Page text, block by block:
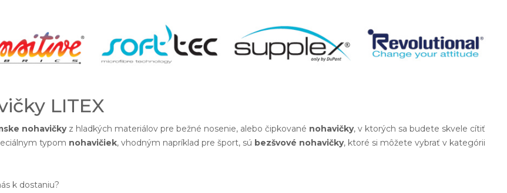
LITEX
nohavičkyz hladkých materiálov pre bežné nosenie, alebo čipkované nohavičky, v ktorých sa budete skvele cítiť
typom nohavičiek, vhodným napríklad pre šport, sú bezšvové nohavičky, ktoré si môžete vybrať v kategórii
k dostaniu?